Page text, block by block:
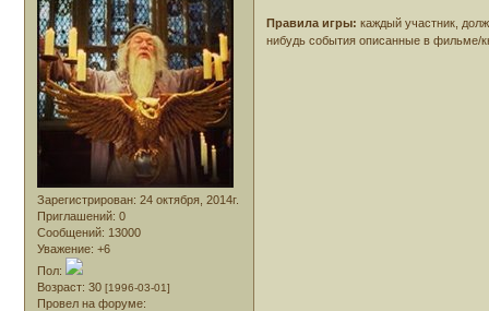
Зарегистрирован: 24 октября, 2014г.
Приглашений: 0
Сообщений: 13000
Уважение: +6
Пол:
Возраст: 30 [1996-03-01]
Провел на форуме:
Правила игры: каждый участник,
нибудь события описанные в фильме/